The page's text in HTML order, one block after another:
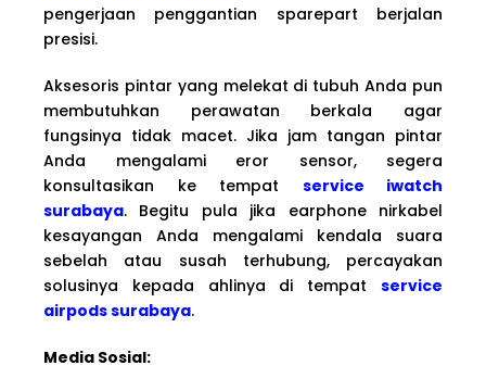
pengerjaan penggantian sparepart berjalan
presisi.
Aksesoris pintar yang melekat di tubuh Anda pun
membutuhkan perawatan berkala agar
fungsinya tidak macet. Jika jam tangan pintar
Anda mengalami eror sensor, segera
konsultasikan ke tempat service iwatch
surabaya. Begitu pula jika earphone nirkabel
kesayangan Anda mengalami kendala suara
sebelah atau susah terhubung, percayakan
solusinya kepada ahlinya di tempat service
airpods surabaya.
Media Sosial: